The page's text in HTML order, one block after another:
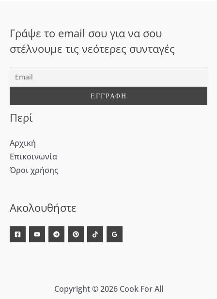
σ
α
Γράψε το email σου για να σου
στέλνουμε τις νεότερες συνταγές
Περί
Αρχική
Επικοινωνία
Όροι χρήσης
Ακολουθήστε
Copyright © 2026 Cook For All